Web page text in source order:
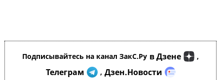
Подписывайтесь на канал ЗакС.Ру в Дзене ,
Телеграм , Дзен.Новости